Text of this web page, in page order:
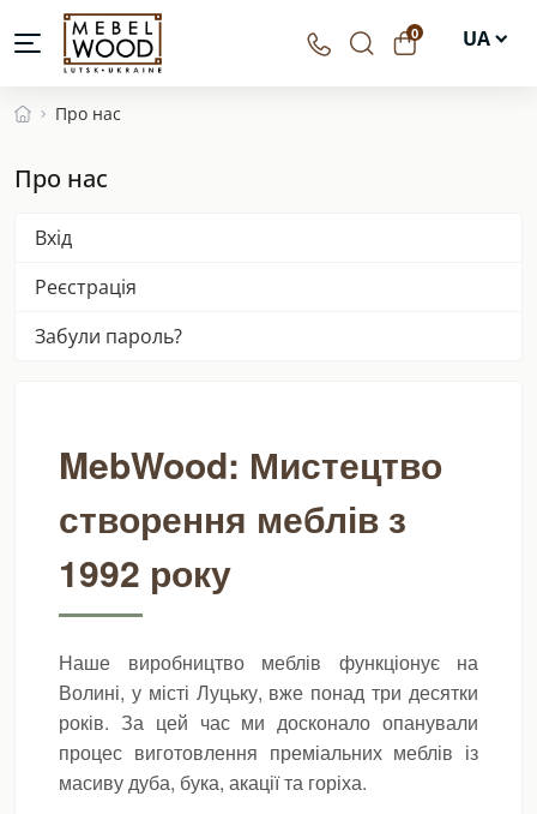
0 UA
Про нас
Про нас
Вхід
Реєстрація
Забули пароль?
MebWood: Мистецтво
створення меблів з
1992 року
Наше виробництво меблів функціонує на
Волині, у місті Луцьку, вже понад три десятки
років. За цей час ми досконало опанували
процес виготовлення преміальних меблів із
масиву дуба, бука, акації та горіха.